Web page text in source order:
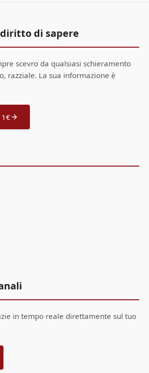
di sapere
scevro da qualsiasi schieramento
razziale. La sua informazione è
in tempo reale direttamente sul tuo